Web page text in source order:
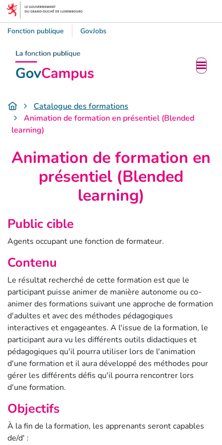
Fonction publique GovJobs
Accueil Catalogue des formations
Animation de formation en présentiel (Blended
learning)
Animation de formation en
présentiel (Blended
learning)
Public cible
Agents occupant une fonction de formateur.
Contenu
Le résultat recherché de cette formation est que le
participant puisse animer de manière autonome ou co-
animer des formations suivant une approche de formation
d'adultes et avec des méthodes pédagogiques
interactives et engageantes. A l'issue de la formation, le
participant aura vu les différents outils didactiques et
pédagogiques qu'il pourra utiliser lors de l'animation
d'une formation et il aura développé des méthodes pour
gérer les différents défis qu'il pourra rencontrer lors
d'une formation.
Objectifs
À la fin de la formation, les apprenants seront capables
de/d' :